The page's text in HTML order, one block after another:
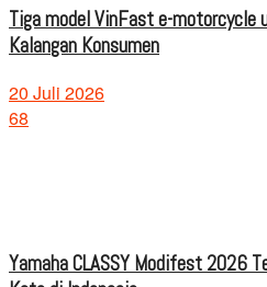
Tiga model VinFast e-motorcycle
Kalangan Konsumen
20 Juli 2026
68
Yamaha CLASSY Modifest 2026